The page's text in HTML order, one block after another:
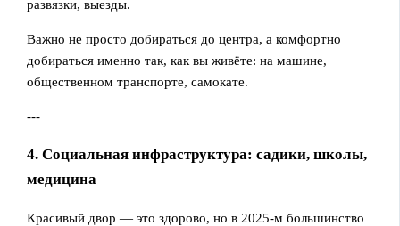
развязки, выезды.
Важно не просто добираться до центра, а комфортно
добираться именно так, как вы живёте: на машине,
общественном транспорте, самокате.
---
4. Социальная инфраструктура: садики, школы,
медицина
Красивый двор — это здорово, но в 2025‑м большинство